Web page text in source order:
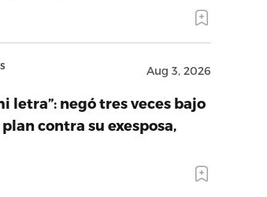
Aug 3, 2026
letra”: negó tres veces bajo
contra su exesposa,